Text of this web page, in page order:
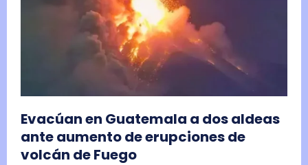
Evacúan en Guatemala a dos aldeas
ante aumento de erupciones de
volcán de Fuego